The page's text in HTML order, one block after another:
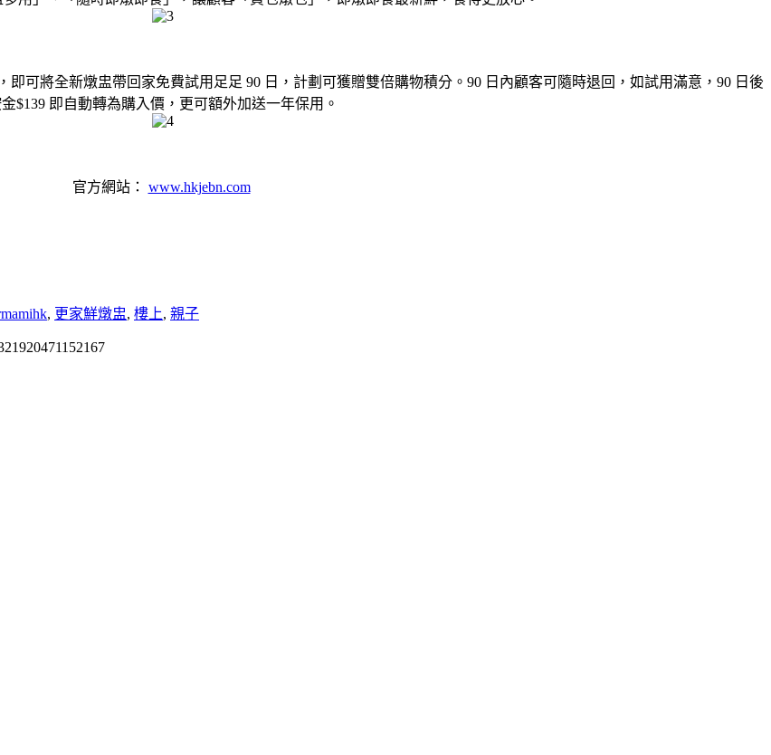
即可將全新燉盅帶回家免費試用足足 90 日，計劃可獲贈雙倍購物積分。90 日內顧客可隨時退回，如試用滿意，90 日後
$139 即自動轉為購入價，更可額外加送一年保用。
官方網站： www.hkjebn.com
, 更家鮮燉盅, 樓上, 親子